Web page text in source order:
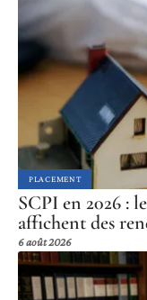
PLACEMENT
SCPI en 2026 :
affichent des
6 août 2026